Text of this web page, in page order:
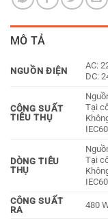
MÔ TẢ
NGUỒN ĐIỆN
AC:
DC:
CÔNG SUẤT
TIÊU THỤ
Tại
DÒNG TIÊU
THỤ
Tại
CÔNG SUẤT
RA
480